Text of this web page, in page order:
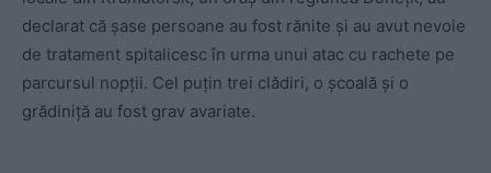
declarat că șase persoane au fost rănite și au avut nevoie
de tratament spitalicesc în urma unui atac cu rachete pe
parcursul nopții. Cel puțin trei clădiri, o școală și o
grădiniță au fost grav avariate.